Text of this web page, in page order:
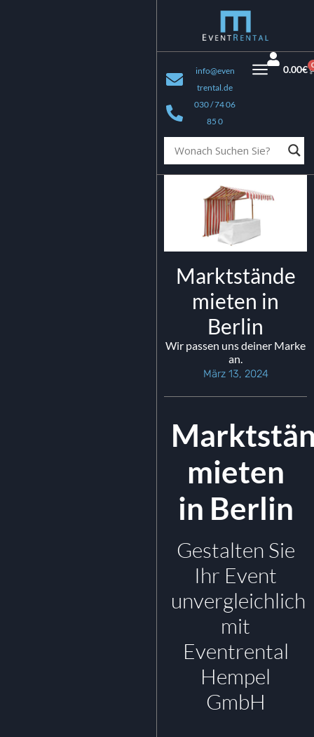
info@even
trental.de
030 / 74 06
85 0
0.00€
Marktstände
mieten in
Berlin
Wir passen uns deiner Marke
an.
März 13, 2024
mieten
in Berlin
Gestalten Sie
Ihr Event
unvergleichlich
mit
Eventrental
Hempel
GmbH